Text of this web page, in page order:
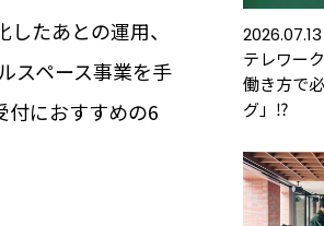
たあとの運用、
スペース事業を手
付におすすめの6
2026.07.13
テレワー
働き方で
グ」⁉
料金
お客さまか
ご質問を